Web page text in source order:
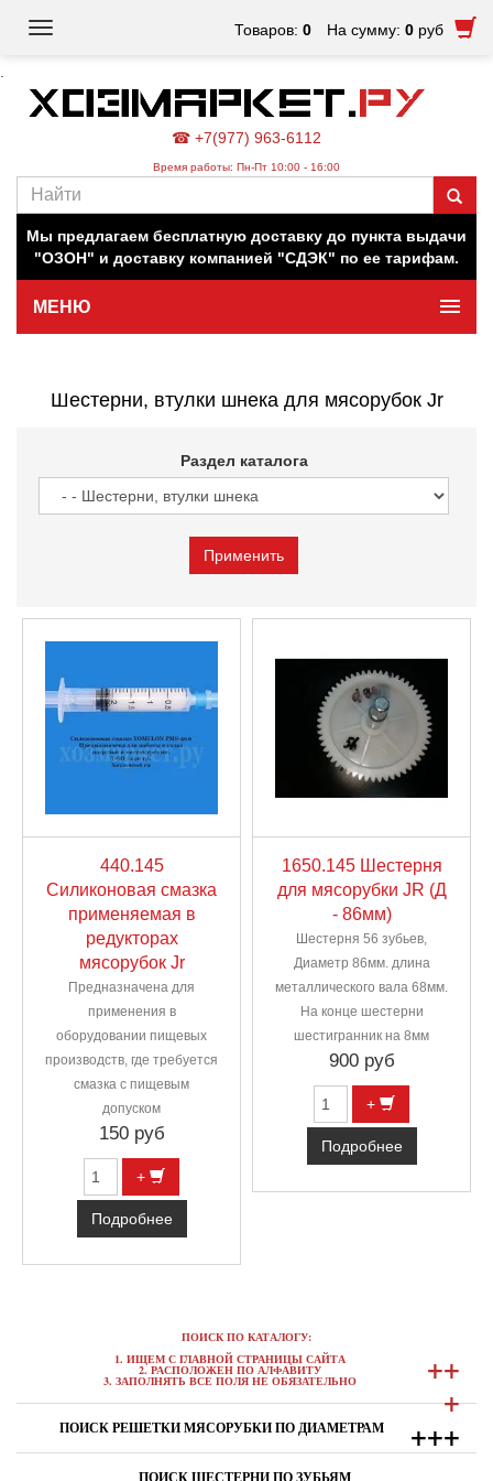
Товаров: 0 На сумму: 0 руб
Toggle
☎ +7(977) 963-6112
Время работы: Пн-Пт 10:00 - 16:00
Наш магазин работает для вас в обычном режиме. Все
Мы предлагаем бесплатную доставку до пункта выдачи
"ОЗОН" и доставку компанией "СДЭК" по ее тарифам.
МЕНЮ
Шестерни, втулки шнека для мясорубок Jr
Раздел каталога
440.145
Силиконовая смазка
применяемая в
редукторах
мясорубок Jr
Предназначена для
применения в
оборудовании пищевых
производств, где требуется
смазка с пищевым
допуском
150 руб
+
Подробнее
1650.145 Шестерня
для мясорубки JR (Д
- 86мм)
Шестерня 56 зубьев,
Диаметр 86мм. длина
металлического вала 68мм.
На конце шестерни
шестигранник на 8мм
900 руб
+
Подробнее
ПОИСК ПО КАТАЛОГУ:
1. ИЩЕМ С ГЛАВНОЙ СТРАНИЦЫ САЙТА
+
+
2. РАСПОЛОЖЕН ПО АЛФАВИТУ
3. ЗАПОЛНЯТЬ ВСЕ ПОЛЯ НЕ ОБЯЗАТЕЛЬНО +
ПОИСК РЕШЕТКИ МЯСОРУБКИ ПО ДИАМЕТРАМ +
+
+
ПОИСК ШЕСТЕРНИ ПО ЗУБЬЯМ